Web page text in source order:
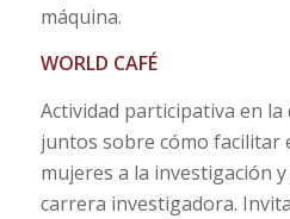
máquina.
WORLD CAFÉ
Actividad participativa en la
juntos sobre cómo facilitar
mujeres a la investigación
carrera investigadora.